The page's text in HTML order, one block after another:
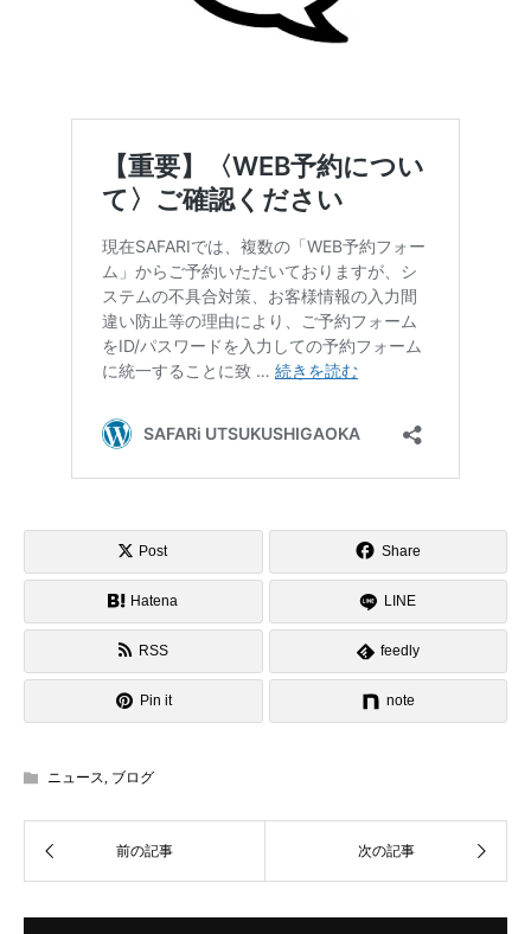
Post Share
Hatena LINE
RSS feedly
Pin it note
ニュース, ブログ